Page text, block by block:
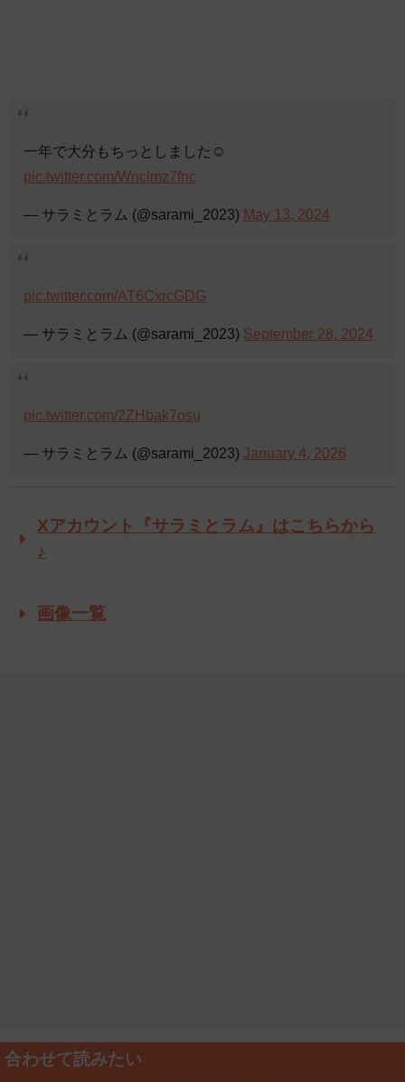
一年で大分もちっとしました☺️
pic.twitter.com/Wnclmz7fnc
— サラミとラム (@sarami_2023) May 13, 2024
pic.twitter.com/AT6CxrcGDG
— サラミとラム (@sarami_2023) September 28, 2024
pic.twitter.com/2ZHbak7osu
— サラミとラム (@sarami_2023) January 4, 2026
Xアカウント『サラミとラム』はこちらから
♪
画像一覧
合わせて読みたい